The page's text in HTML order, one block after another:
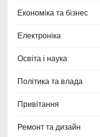
Економіка та бізнес
Електроніка
Освіта і наука
Політика та влада
Привітання
Ремонт та дизайн